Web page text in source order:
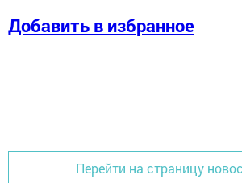
Добавить в избранное
Перейти на страницу